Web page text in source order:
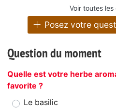
Voir toutes les
Posez votre
Question du moment
Quelle est votre herbe
favorite ?
Le basilic